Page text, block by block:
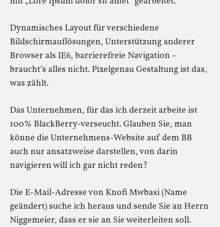
Dynamisches Layout für verschiedene
Bildschirmauflösungen, Unterstützung anderer
Browser als IE6, barrierefreie Navigation –
braucht’s alles nicht. Pixelgenau Gestaltung ist das,
was zählt.
Das Unternehmen, für das ich derzeit arbeite ist
100% BlackBerry-verseucht. Glauben Sie, man
könne die Unternehmens-Website auf dem BB
auch nur ansatzweise darstellen, von darin
navigieren will ich gar nicht reden?
Die E-Mail-Adresse von Knofi Mwbasi (Name
geändert) suche ich heraus und sende Sie an Herrn
Niggemeier, dass er sie an Sie weiterleiten soll.